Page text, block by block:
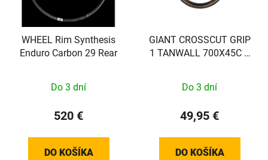
WHEEL Rim Synthesis
Enduro Carbon 29 Rear
Do 3 dní
520 €
DO KOŠÍKA
GIANT CROSSCUT GRIP
1 TANWALL 700X45C 0
Do 3 dní
49,95 €
DO KOŠÍKA